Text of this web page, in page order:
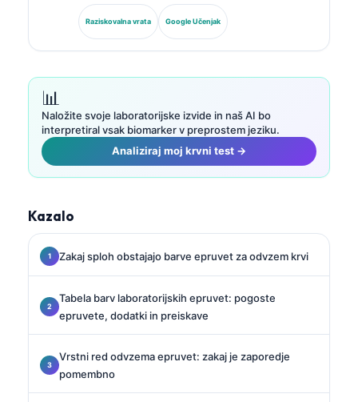
in raziskav biomarkerjev. Nekdanji predsednik
Nemškega društva za klinično kemijo se osredotoča
na analizo diagnostičnih panelov, standardizacijo
Raziskovalna vrata Google Učenjak
📊
Naložite svoje laboratorijske izvide in naš AI bo
interpretiral vsak biomarker v preprostem jeziku.
Analiziraj moj krvni test →
Kazalo
Zakaj sploh obstajajo barve epruvet za odvzem krvi
Tabela barv laboratorijskih epruvet: pogoste
epruvete, dodatki in preiskave
Vrstni red odvzema epruvet: zakaj je zaporedje
pomembno